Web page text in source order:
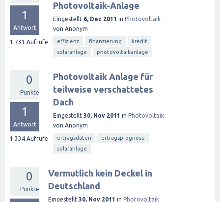
1
Antwort
1.731 Aufrufe
Photovoltaik-Anlage
Eingestellt 6, Dez 2011 in Photovoltaik
von Anonym
effizienz finanzierung
kredit
solaranlage
photovoltaikanlage
0
Punkte
1
Antwort
1.334 Aufrufe
Photovoltaik Anlage für
teilweise verschattetes
Dach
Eingestellt 30, Nov 2011 in Photovoltaik
von Anonym
ertragsdaten
ertragsprognose
solaranlage
0
Punkte
Vermutlich kein Deckel in
Deutschland
Eingestellt 30, Nov 2011 in Photovoltaik